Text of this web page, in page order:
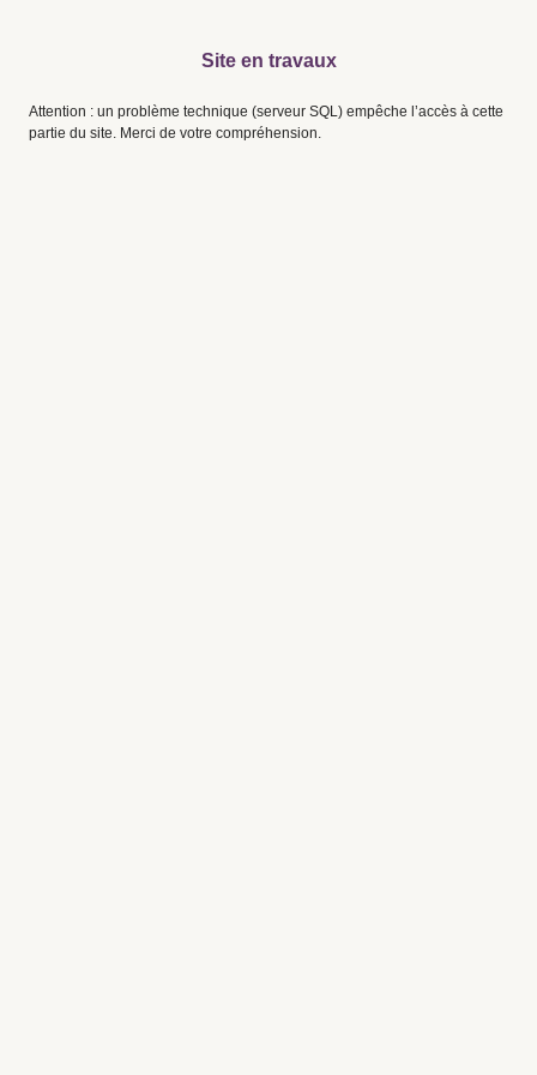
Site en travaux
Attention : un problème technique (serveur SQL) empêche l’accès à cette
partie du site. Merci de votre compréhension.